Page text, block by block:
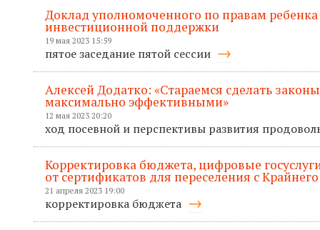
Доклад уполномоченного по правам
инвестиционной поддержки
19 мая 2023 15:59
пятое заседание пятой сессии
Алексей Додатко: «Стараемся сделать
максимально эффективными»
12 мая 2023 20:20
ход посевной и перспективы развития
Корректировка бюджета, цифровые
от сертификатов для переселения с
21 апреля 2023 19:00
корректировка бюджета